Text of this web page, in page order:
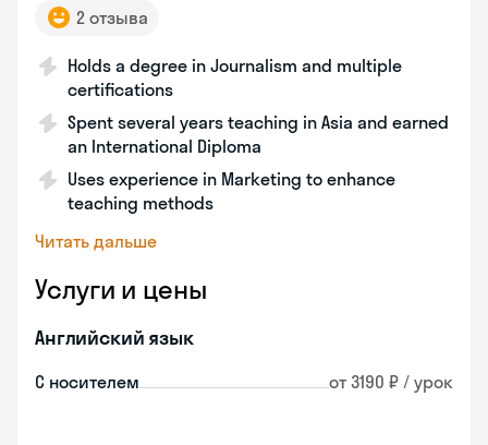
2 отзыва
Holds a degree in Journalism and multiple
certifications
Spent several years teaching in Asia and earned
an International Diploma
Uses experience in Marketing to enhance
teaching methods
Читать дальше
Услуги и цены
Английский язык
С носителем от 3190 ₽ / урок